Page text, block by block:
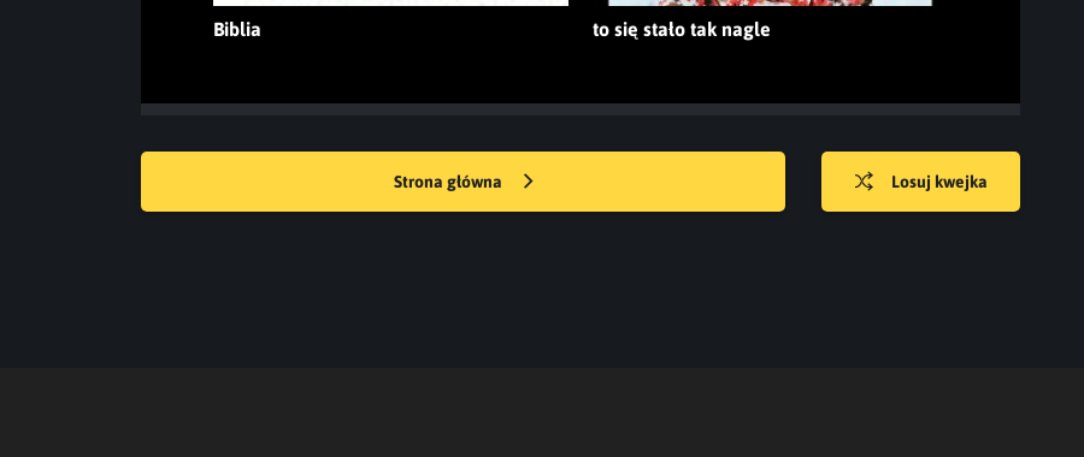
Biblia to się stało tak nagle
Strona główna Losuj kwejka